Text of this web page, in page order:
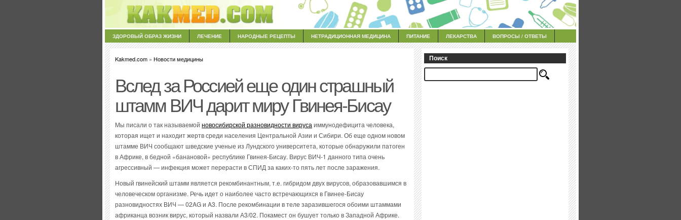
ЗДОРОВЫЙ ОБРАЗ ЖИЗНИ ЛЕЧЕНИЕ НАРОДНЫЕ РЕЦЕПТЫ НЕТРАДИЦИОННАЯ МЕДИЦИНА ПИТАНИЕ ЛЕКАРСТВА ВОПРОСЫ / ОТВЕТЫ
Kakmed.com » Новости медицины
Вслед за Россией еще один страшный
штамм ВИЧ дарит миру Гвинея-Бисау
Мы писали о так называемой новосибирской разновидности вируса иммунодефицита человека,
которая ищет и находит жертв среди населения Центральной Азии и Сибири. Об еще одном новом
штамме ВИЧ сообщают шведские ученые из Лундского университета, которые обнаружили патоген
в Африке, в бедной «банановой» республике Гвинея-Бисау. Вирус ВИЧ-1 данного типа очень
агрессивный — инфекция может перерасти в СПИД за каких-то пять лет после заражения.
Новый гвинейский штамм является рекомбинантным, т.е. гибридом двух вирусов, образовавшимся в
человеческом организме. Речь идет о наиболее часто встречающихся в Гвинее-Бисау
разновидностях ВИЧ — 02AG и A3. После рекомбинации в теле заразившегося обоими штаммами
африканца возник вирус, который назвали А3/02. Покамест он бушует только в Западной Африке.
Поиск